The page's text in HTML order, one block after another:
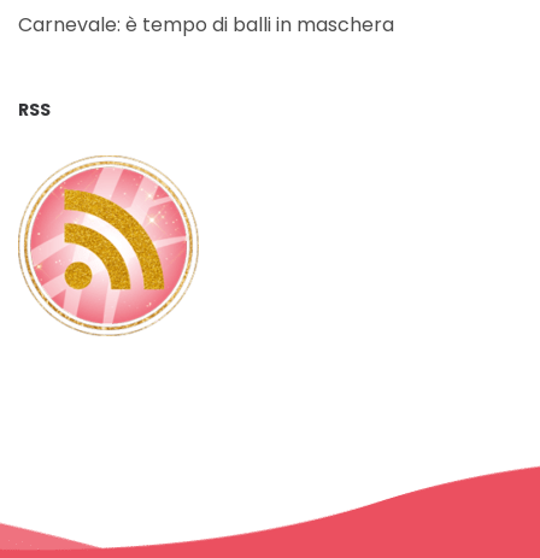
Carnevale: è tempo di balli in maschera
RSS